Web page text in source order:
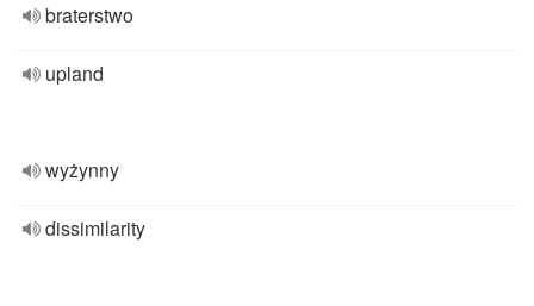
braterstwo
upland
wyżynny
dissimilarity